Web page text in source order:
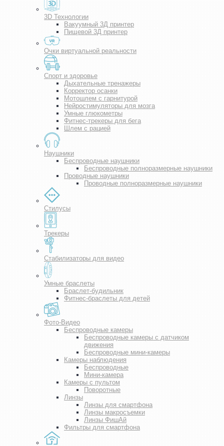
3D Технологии
Вакуумный 3Д принтер
Пищевой 3Д принтер
Очки виртуальной реальности
Спорт и здоровье
Дыхательные тренажеры
Корректор осанки
Мотошлем с гарнитурой
Нейростимуляторы для мозга
Умные глюкометры
Фитнес-трекеры для бега
Шлем с рацией
Наушники
Беспроводные наушники
Беспроводные полноразмерные наушники
Проводные наушники
Проводные полноразмерные наушники
Стилусы
Трекеры
Стабилизаторы для видео
Умные браслеты
Браслет-будильник
Фитнес-браслеты для детей
Фото-Видео
Беспроводные камеры
Беспроводные камеры с датчиком
движения
Беспроводные мини-камеры
Камеры наблюдения
Беспроводные
Мини-камера
Камеры с пультом
Поворотные
Линзы
Линзы для смартфона
Линзы макросъемки
Линзы ФишАй
Фильтры для смартфона